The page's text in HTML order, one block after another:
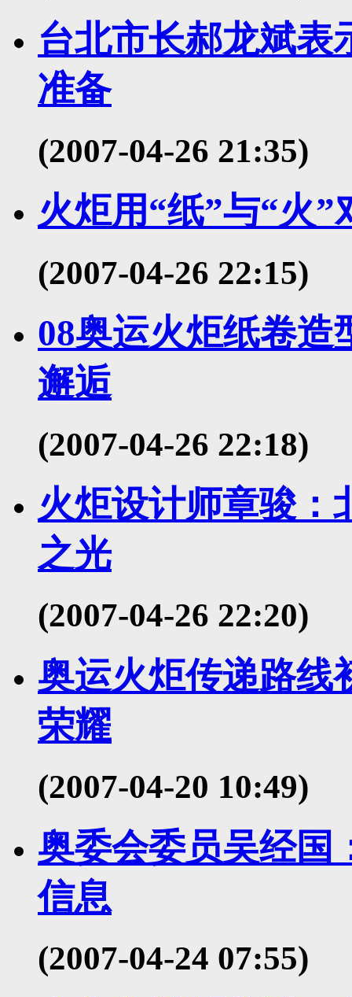
台北市长郝龙斌表
准备
(2007-04-26 21:35)
火炬用“纸”与“火
(2007-04-26 22:15)
08奥运火炬纸卷造
邂逅
(2007-04-26 22:18)
火炬设计师章骏：
之光
(2007-04-26 22:20)
奥运火炬传递路线
荣耀
(2007-04-20 10:49)
奥委会委员吴经国
信息
(2007-04-24 07:55)